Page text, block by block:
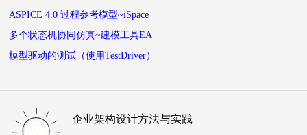
ASPICE 4.0 过程参考模型~iSpace
多个状态机协同仿真~建模工具EA
模型驱动的测试（使用TestDriver）